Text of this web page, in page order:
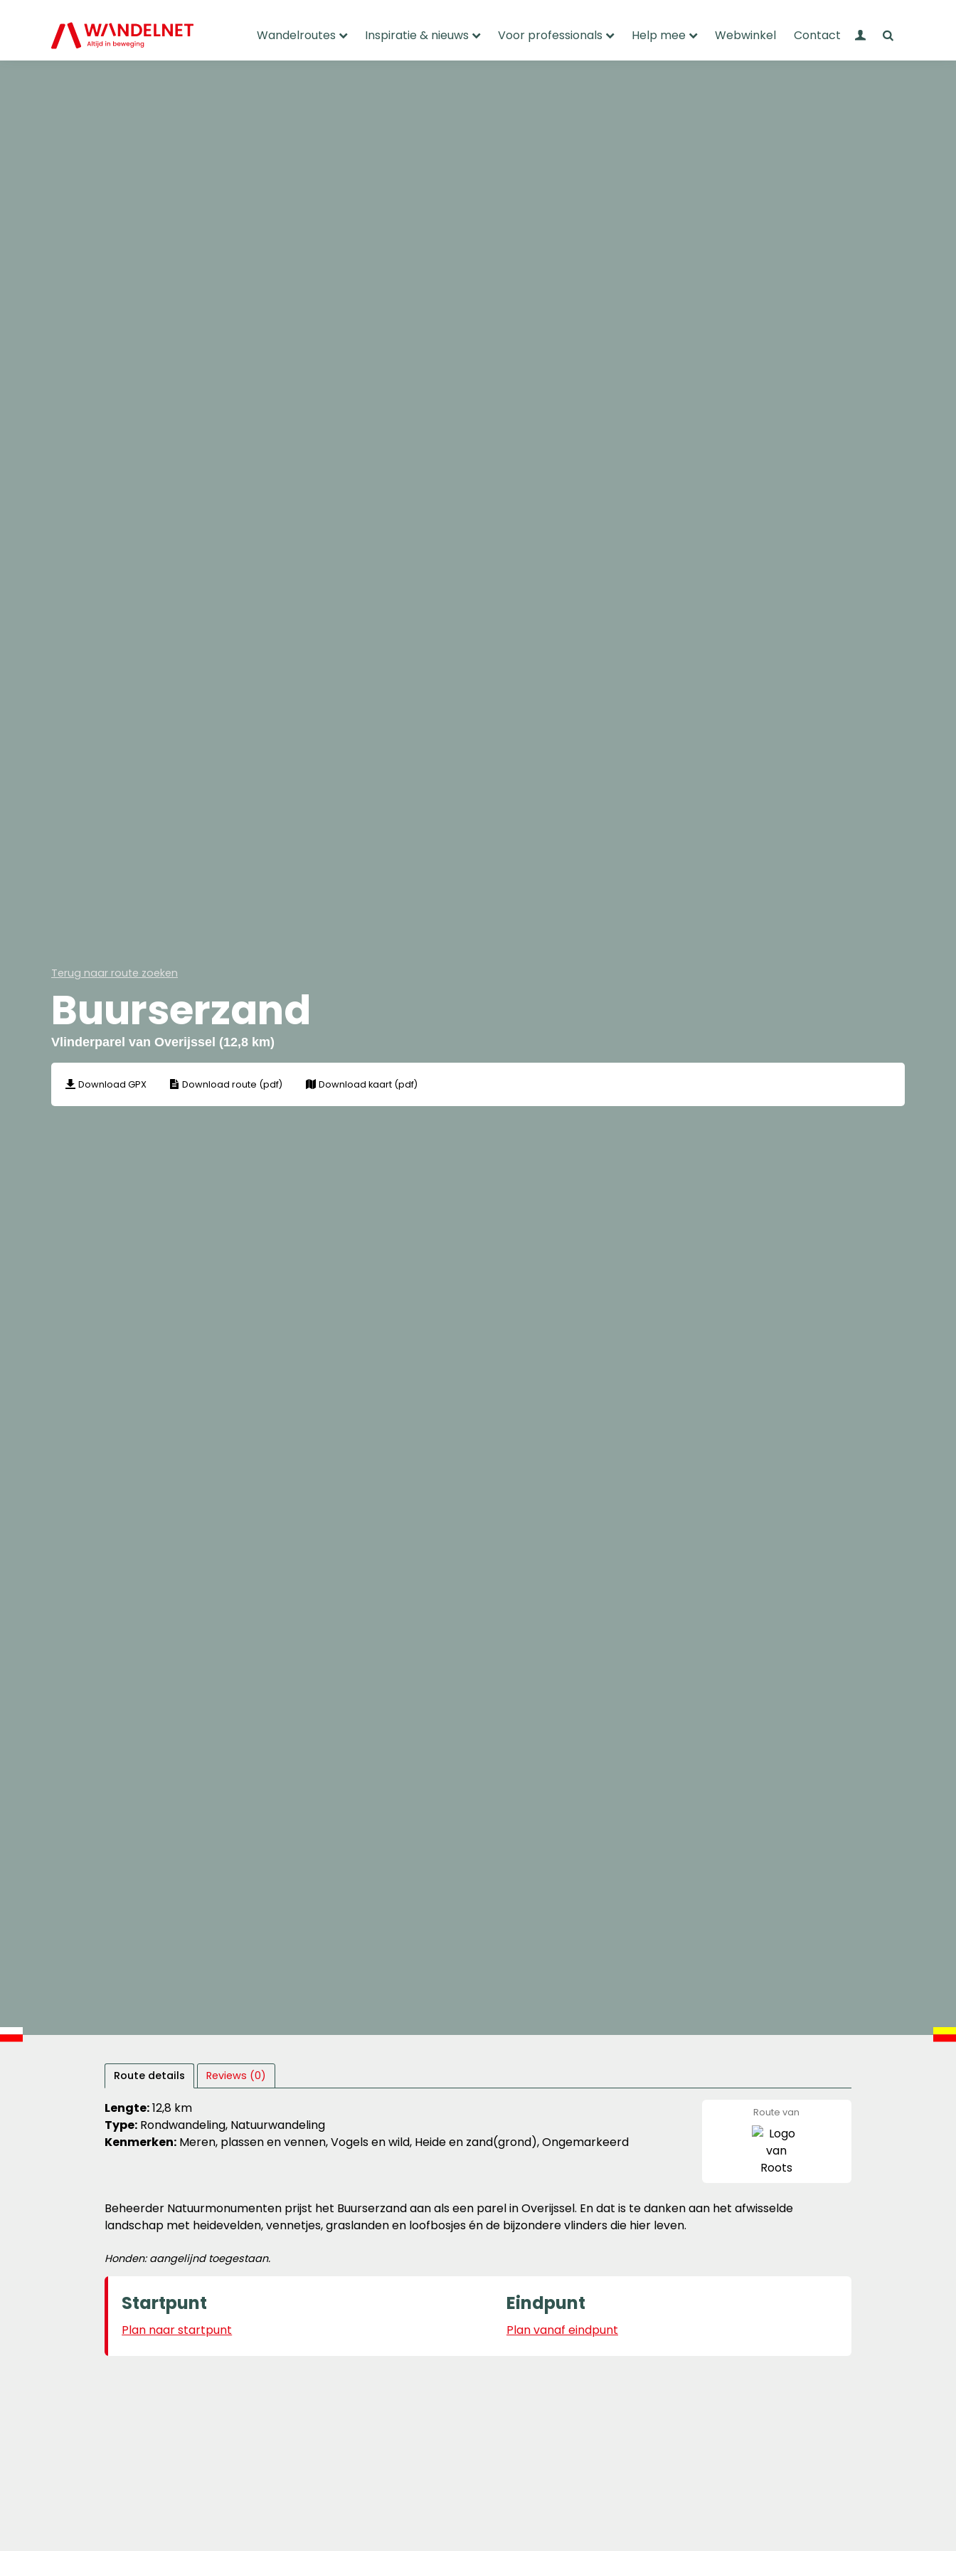
Wandelroutes Inspiratie & nieuws Voor professionals Help mee Webwinkel Contact Mijn Wandelnet
Terug naar route zoeken
Buurserzand
Vlinderparel van Overijssel (12,8 km)
Download GPX Download route (pdf) Download kaart (pdf)
Route details Reviews (0)
Lengte:12,8 km
Type: Rondwandeling, Natuurwandeling
Kenmerken: Meren, plassen en vennen, Vogels en wild, Heide en zand(grond), Ongemarkeerd
Route van
Beheerder Natuurmonumenten prijst het Buurserzand aan als een parel in Overijssel. En dat is te danken aan het afwisselde
landschap met heidevelden, vennetjes, graslanden en loofbosjes én de bijzondere vlinders die hier leven.
Honden: aangelijnd toegestaan.
Startpunt
Plan naar startpunt
Eindpunt
Plan vanaf eindpunt